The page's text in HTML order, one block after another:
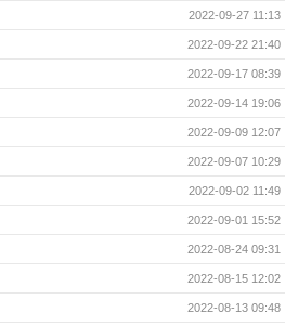
2022-09-27 11:13
2022-09-22 21:40
2022-09-17 08:39
2022-09-14 19:06
2022-09-09 12:07
2022-09-07 10:29
2022-09-02 11:49
2022-09-01 15:52
2022-08-24 09:31
2022-08-15 12:02
2022-08-13 09:48